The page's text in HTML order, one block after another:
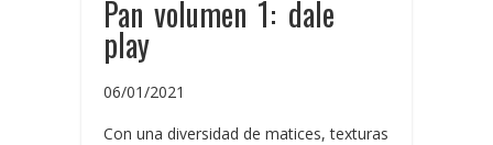
Pan volumen 1: dale
play
06/01/2021
Con una diversidad de matices, texturas